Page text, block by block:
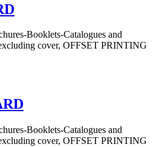
Booklets-Catalogues and
cover, OFFSET PRINTING
Booklets-Catalogues and
cover, OFFSET PRINTING